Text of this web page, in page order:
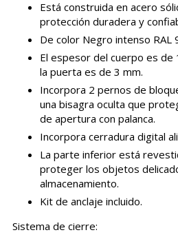
Está construida en acero
protección duradera y
De color Negro intenso RAL
El espesor del cuerpo es
la puerta es de 3 mm.
Incorpora 2 pernos de
una bisagra oculta que
de apertura con palanca.
Incorpora cerradura digital
La parte inferior está
proteger los objetos
almacenamiento.
Kit de anclaje incluido.
Sistema de cierre: